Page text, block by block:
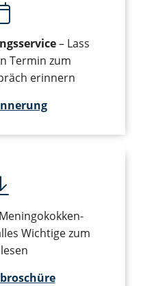
– Lass
Termin zum
erinnern
Wichtige zum